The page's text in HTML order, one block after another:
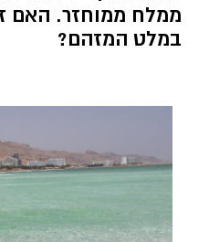
ממלח ממוחזר. האם
במלט המזהם?